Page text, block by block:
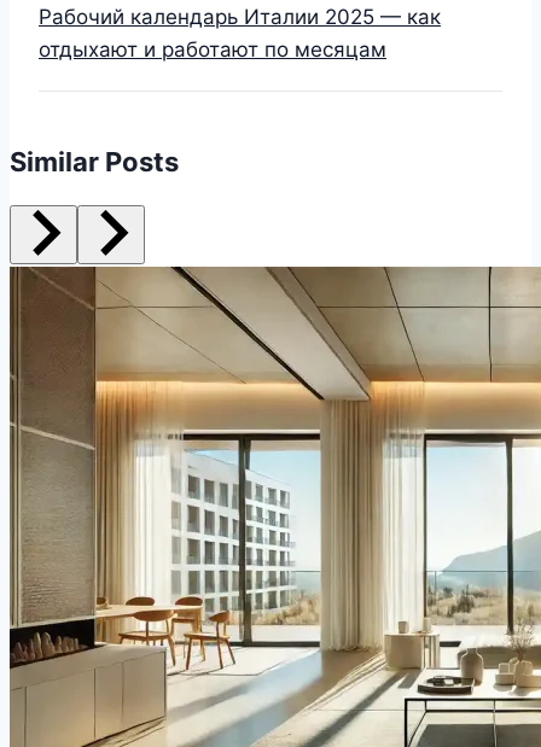
Рабочий календарь Италии 2025 — как
отдыхают и работают по месяцам
Similar Posts